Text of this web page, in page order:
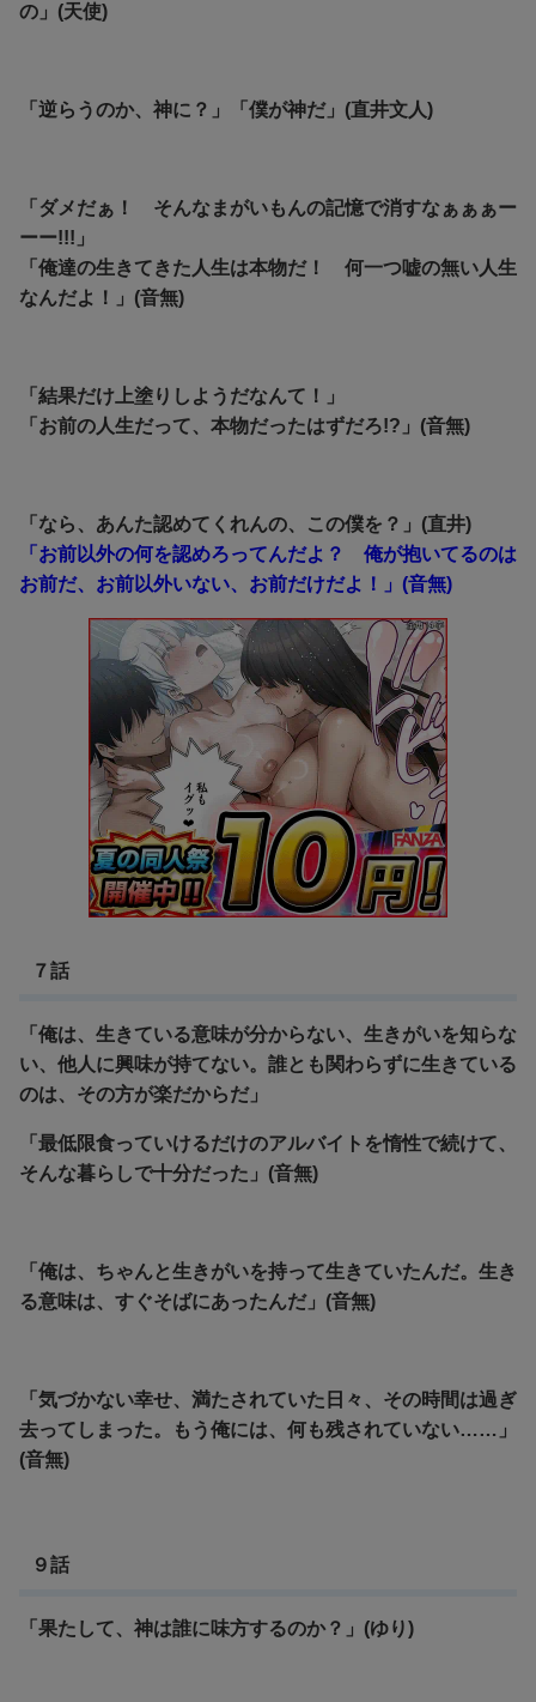
の」(天使)
「逆らうのか、神に？」「僕が神だ」(直井文人)
「ダメだぁ！ そんなまがいもんの記憶で消すなぁぁぁー
ーー!!!」
「俺達の生きてきた人生は本物だ！ 何一つ嘘の無い人生
なんだよ！」(音無)
「結果だけ上塗りしようだなんて！」
「お前の人生だって、本物だったはずだろ!?」(音無)
「なら、あんた認めてくれんの、この僕を？」(直井)
「お前以外の何を認めろってんだよ？ 俺が抱いてるのは
お前だ、お前以外いない、お前だけだよ！」(音無)
７話
「俺は、生きている意味が分からない、生きがいを知らな
い、他人に興味が持てない。誰とも関わらずに生きている
のは、その方が楽だからだ」
「最低限食っていけるだけのアルバイトを惰性で続けて、
そんな暮らしで十分だった」(音無)
「俺は、ちゃんと生きがいを持って生きていたんだ。生き
る意味は、すぐそばにあったんだ」(音無)
「気づかない幸せ、満たされていた日々、その時間は過ぎ
去ってしまった。もう俺には、何も残されていない……」
(音無)
９話
「果たして、神は誰に味方するのか？」(ゆり)